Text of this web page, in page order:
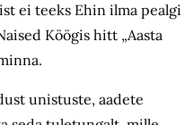
ei teeks Ehin ilma pealgi
Köögis hitt „Aasta
unistuste, aadete